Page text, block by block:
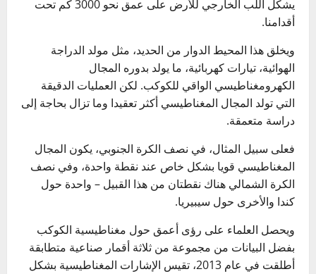
يشكل اللب الخارجي للأرض على عمق نحو 3000 كم تحت
أقدامنا.
ويخلق هذا المحيط الدوار من الحديد، مثل مولد الدراجة
الهوائية، تيارات كهربائية، ما يولد بدوره المجال
الكهرومغناطيسي الواقي للكوكب. لكن العمليات الدقيقة
التي تولد المجال المغناطيسي أكثر تعقيدا وما تزال بحاجة إلى
دراسة متعمقة.
فعلى سبيل المثال، في نصف الكرة الجنوبي، يكون المجال
المغناطيسي قويا بشكل خاص عند نقطة واحدة، وفي نصف
الكرة الشمالي هناك نقطتان من هذا القبيل – واحدة حول
كندا والأخرى حول سيبيريا.
ويحصل العلماء على رؤى أعمق حول مغناطيسية الكوكب
بفضل البيانات من مجموعة من ثلاثة أقمار صناعية متطابقة
أطلقت في عام 2013، تقيس الإشارات المغناطيسية بشكل